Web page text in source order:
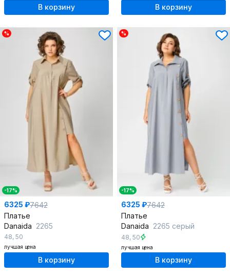
В корзину В корзину
%
-17%
6325 ₽7642
Платье
Danaida 2265
48, 50
лучшая цена
В корзину
%
-17%
6325 ₽7642
Платье
Danaida 2265 серый
48, 50
лучшая цена
В корзину